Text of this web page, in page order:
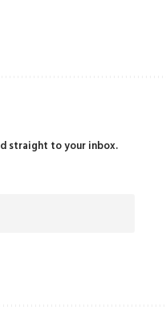
straight to your inbox.